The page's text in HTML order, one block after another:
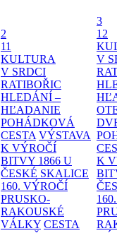
2
11
KULTURA
V SRDCI
RATIBOŘIC
HLEDÁNÍ –
HĽADANIE
POHÁDKOVÁ
CESTA VÝSTAVA
K VÝROČÍ
BITVY 1866 U
ČESKÉ SKALICE
160. VÝROČÍ
PRUSKO-
RAKOUSKÉ
VÁLKY CESTA
3
12
V
K